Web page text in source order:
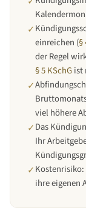
✓
einreichen (§
der Regel
§ 5 KSchG ist
✓
viel höhere
✓Das
Ihr
✓
ihre eigenen